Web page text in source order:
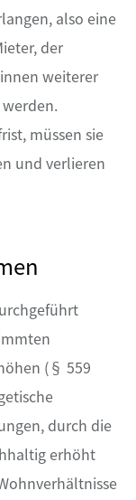
also eine
der
weiterer
müssen sie
und verlieren
(§ 559
durch die
erhöht